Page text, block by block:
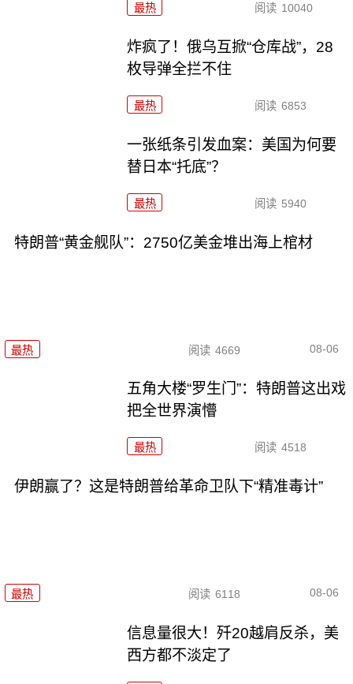
最热 阅读 10040
炸疯了！俄乌互掀“仓库战”，28
枚导弹全拦不住
最热 阅读 6853
一张纸条引发血案：美国为何要
替日本“托底”？
最热 阅读 5940
特朗普“黄金舰队”：2750亿美金堆出海上棺材
最热 阅读 4669 08-06
五角大楼“罗生门”：特朗普这出戏
把全世界演懵
最热 阅读 4518
伊朗赢了？这是特朗普给革命卫队下“精准毒计”
最热 阅读 6118 08-06
信息量很大！歼20越肩反杀，美
西方都不淡定了